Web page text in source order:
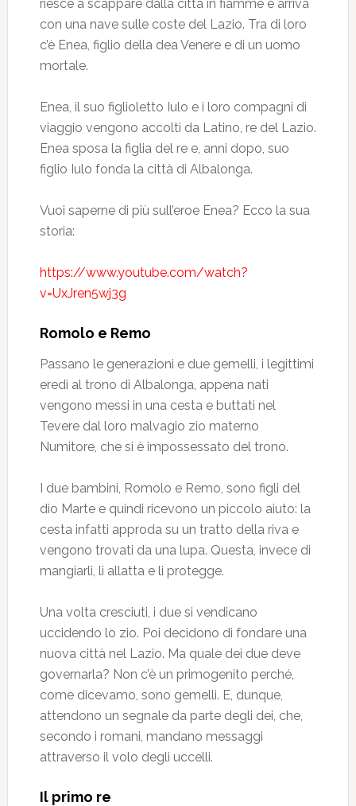
riesce a scappare dalla città in fiamme e arriva
con una nave sulle coste del Lazio. Tra di loro
c’è Enea, figlio della dea Venere e di un uomo
mortale.
Enea, il suo figlioletto Iulo e i loro compagni di
viaggio vengono accolti da Latino, re del Lazio.
Enea sposa la figlia del re e, anni dopo, suo
figlio Iulo fonda la città di Albalonga.
Vuoi saperne di più sull’eroe Enea? Ecco la sua
storia:
https://www.youtube.com/watch?
v=UxJren5wj3g
Romolo e Remo
Passano le generazioni e due gemelli, i legittimi
eredi al trono di Albalonga, appena nati
vengono messi in una cesta e buttati nel
Tevere dal loro malvagio zio materno
Numitore, che si è impossessato del trono.
I due bambini, Romolo e Remo, sono figli del
dio Marte e quindi ricevono un piccolo aiuto: la
cesta infatti approda su un tratto della riva e
vengono trovati da una lupa. Questa, invece di
mangiarli, li allatta e li protegge.
Una volta cresciuti, i due si vendicano
uccidendo lo zio. Poi decidono di fondare una
nuova città nel Lazio. Ma quale dei due deve
governarla? Non c’è un primogenito perché,
come dicevamo, sono gemelli. E, dunque,
attendono un segnale da parte degli dei, che,
secondo i romani, mandano messaggi
attraverso il volo degli uccelli.
Il primo re